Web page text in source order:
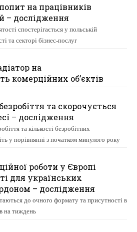
на працівників
– дослідження
спостерігається у польській
та секторі бізнес-послуг
на
комерційних об’єктів
та скорочується
– дослідження
та кількості безробітних
у порівнянні з початком минулого року
роботи у Європі
для українських
– дослідження
до очного формату та присутності в
на тиждень